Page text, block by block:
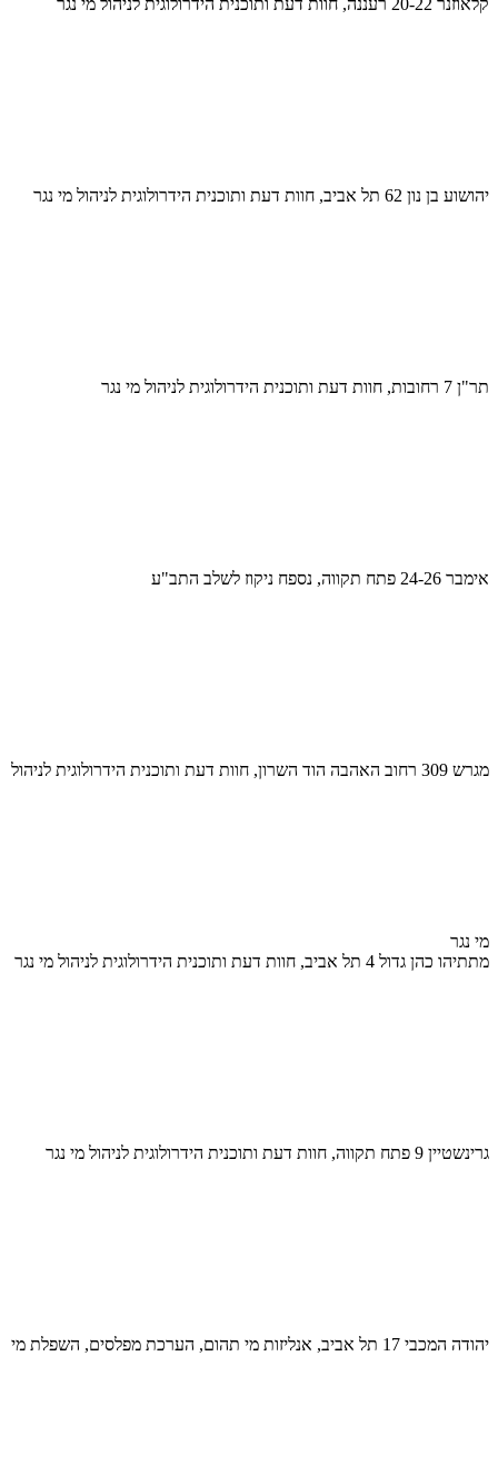
יהושוע בן נון 62 תל אביב, חוות דעת ותוכנית הידרולוגית לניהול מי נגר
תר"ן 7 רחובות, חוות דעת ותוכנית הידרולוגית לניהול מי נגר
אימבר 24-26 פתח תקווה, נספח ניקוז לשלב התב"ע
מגרש 309 רחוב האהבה הוד השרון, חוות דעת ותוכנית הידרולוגית לניהול
מי נגר
מתתיהו כהן גדול 4 תל אביב, חוות דעת ותוכנית הידרולוגית לניהול מי נגר
גרינשטיין 9 פתח תקווה, חוות דעת ותוכנית הידרולוגית לניהול מי נגר
יהודה המכבי 17 תל אביב, אנליזות מי תהום, הערכת מפלסים, השפלת מי